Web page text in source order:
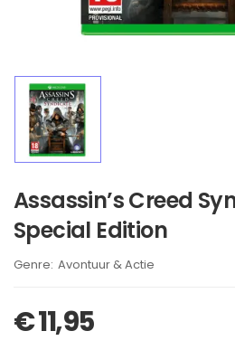
Assassin’s Creed
Special Edition
Brand:
Avontuur & Actie
€11,95